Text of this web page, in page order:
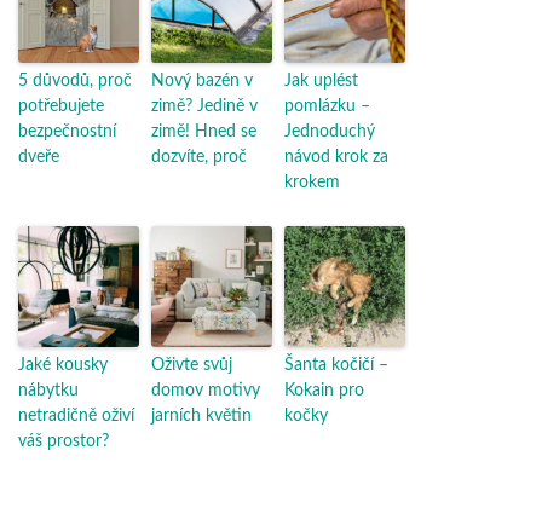
5 důvodů, proč
potřebujete
bezpečnostní
dveře
Nový bazén v
zimě? Jedině v
zimě! Hned se
dozvíte, proč
Jak uplést
pomlázku –
Jednoduchý
návod krok za
krokem
Jaké kousky
nábytku
netradičně oživí
váš prostor?
Oživte svůj
domov motivy
jarních květin
Šanta kočičí –
Kokain pro
kočky